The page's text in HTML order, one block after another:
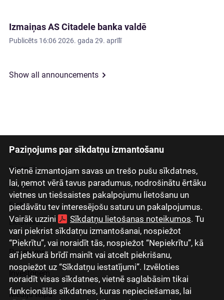
Paziņojums par sīkdatņu izmantošanu
Vietnē izmantojam savas un trešo pušu sīkdatnes,
lai, ņemot vērā tavus paradumus, nodrošinātu ērtāku
vietnes un tiešsaistes pakalpojumu lietošanu un
piedāvātu tev interesējošu saturu un pakalpojumus.
Vairāk uzzini
Sīkdatņu lietošanas noteikumos. Tu
vari piekrist sīkdatņu izmantošanai, nospiežot
“Piekrītu”, vai noraidīt tās, nospiežot “Nepiekrītu”, kā
arī jebkurā brīdī mainīt vai atcelt piekrišanu,
nospiežot uz “Sīkdatņu iestatījumi”. Izvēloties
noraidīt visas sīkdatnes, vietnē saglabāsim tikai
funkcionālās sīkdatnes, kuras nepieciešamas, lai
Izmaiņas AS Citadele banka valdē
Publicēts 16:06 2026. gada 29. aprīlī
Show all announcements
Latviski
Русский
English
Eesti
Lietuviškai
Par mums
Investoriem
Mediju telpa